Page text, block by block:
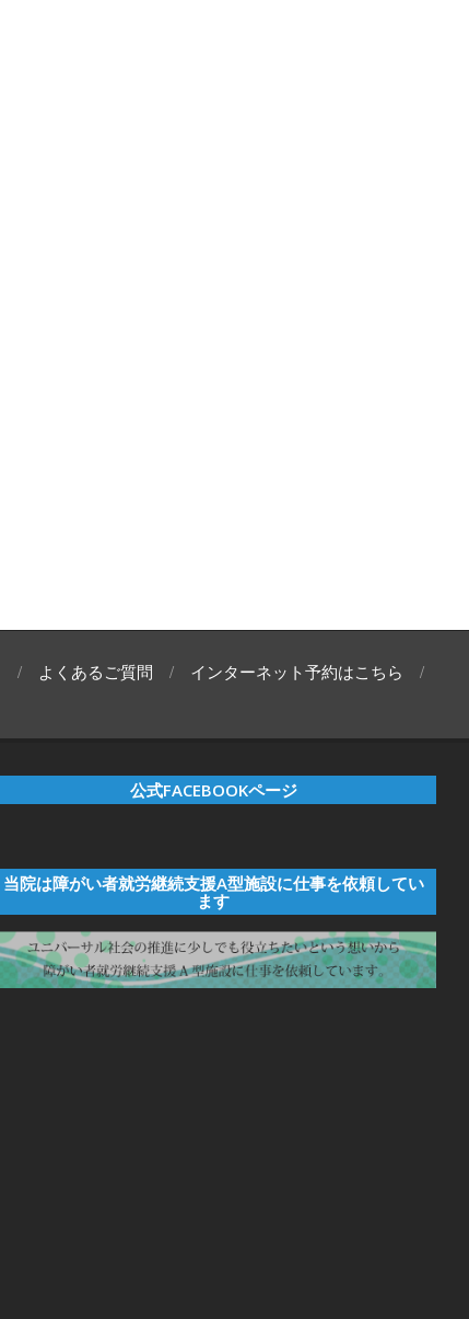
よくあるご質問
インターネット予約はこちら
公式FACEBOOKページ
当院は障がい者就労継続支援A型施設に仕事を依頼してい
ます